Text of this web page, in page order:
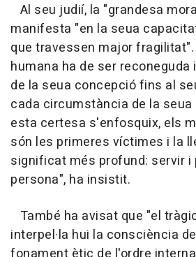
Al seu judií, la "grandesa
manifesta "en la seua
que travessen major fragilitat".
humana ha de ser
de la seua concepció fins al
cada circumstància de la seua
esta certesa s'enfosquix, els
són les primeres víctimes i la
significat més profund: servir i
persona", ha insistit.
També ha avisat que "el
interpel·la hui la consciència